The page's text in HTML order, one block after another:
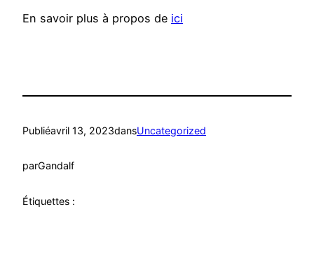
En savoir plus à propos de ici
Publiéavril 13, 2023dansUncategorized
parGandalf
Étiquettes :